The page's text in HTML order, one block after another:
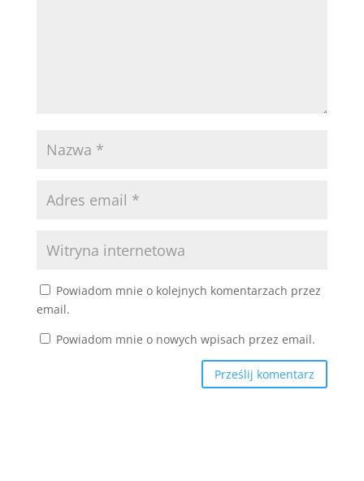
Powiadom mnie o kolejnych komentarzach przez
email.
Powiadom mnie o nowych wpisach przez email.